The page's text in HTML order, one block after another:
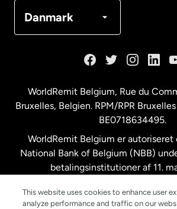
Danmark
Malaysia
New Zealand
Spanien
WorldRemit Belgium, Rue du
Bruxelles, Belgien. RPM/RPR
BE0718634495.
WorldRemit Belgium er autoriseret
National Bank of Belgium (NBB)
betalingsinstitutioner af 11.
This website uses cookies to enhance user
analyze performance and traffic on our